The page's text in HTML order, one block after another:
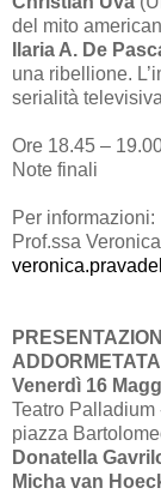
del mito
Ilaria A. De
una ribellione.
serialità
Ore 18.45 –
Note finali
Per informazioni:
Prof.ssa
Venerdì 16
Teatro
piazza
Donatella
Micha van